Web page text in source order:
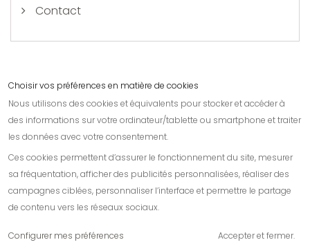
Contact
Contactez-nous
Informations
Nos amis
Création de sites internet de qualité.
Choisir vos préférences en matière de cookies
Nous utilisons des cookies et équivalents pour stocker et accéder à
des informations sur votre ordinateur/tablette ou smartphone et traiter
les données avec votre consentement.
Ces cookies permettent d’assurer le fonctionnement du site, mesurer
sa fréquentation, afficher des publicités personnalisées, réaliser des
campagnes ciblées, personnaliser l’interface et permettre le partage
de contenu vers les réseaux sociaux.
Configurer mes préférences Accepter et fermer.